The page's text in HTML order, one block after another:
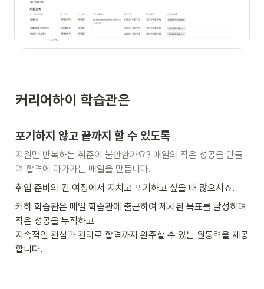
커리어하이 학습관은
포기하지 않고 끝까지 할 수 있도록
지원만 반복하는 취준이 불안한가요? 매일의 작은 성공을 만들
며 합격에 다가가는 매일을 만듭니다.
취업 준비의 긴 여정에서 지치고 포기하고 싶을 때 많으시죠.
커하 학습관은 매일 학습관에 출근하여 제시된 목표를 달성하며
작은 성공을 누적하고
지속적인 관심과 관리로 합격까지 완주할 수 있는 원동력을 제공
합니다.